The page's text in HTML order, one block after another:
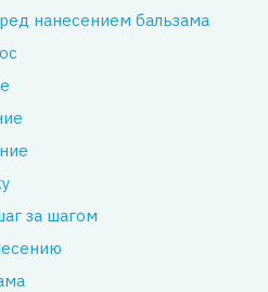
нанесением бальзама
за шагом